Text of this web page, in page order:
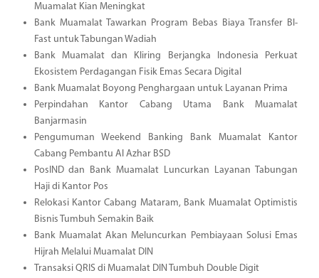
Muamalat Kian Meningkat
Bank Muamalat Tawarkan Program Bebas Biaya Transfer BI-
Fast untuk Tabungan Wadiah
Bank Muamalat dan Kliring Berjangka Indonesia Perkuat
Ekosistem Perdagangan Fisik Emas Secara Digital
Bank Muamalat Boyong Penghargaan untuk Layanan Prima
Perpindahan Kantor Cabang Utama Bank Muamalat
Banjarmasin
Pengumuman Weekend Banking Bank Muamalat Kantor
Cabang Pembantu Al Azhar BSD
PosIND dan Bank Muamalat Luncurkan Layanan Tabungan
Haji di Kantor Pos
Relokasi Kantor Cabang Mataram, Bank Muamalat Optimistis
Bisnis Tumbuh Semakin Baik
Bank Muamalat Akan Meluncurkan Pembiayaan Solusi Emas
Hijrah Melalui Muamalat DIN
Transaksi QRIS di Muamalat DIN Tumbuh Double Digit